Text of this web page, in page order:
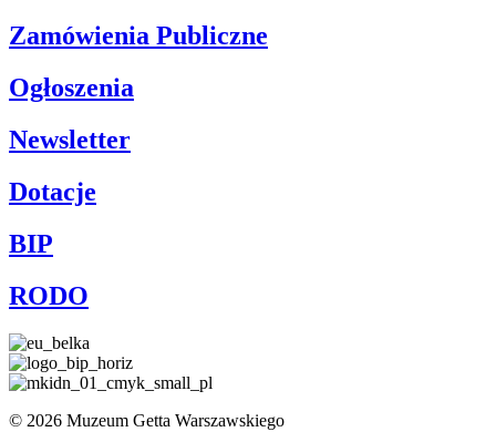
Zamówienia Publiczne
Ogłoszenia
Newsletter
Dotacje
BIP
RODO
© 2026 Muzeum Getta Warszawskiego